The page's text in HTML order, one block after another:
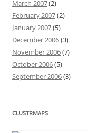
March 2007(2)
February 2007(2)
January 2007(5)
December 2006(3)
November 2006(7)
October 2006(5)
September 2006(3)
CLUSTRMAPS